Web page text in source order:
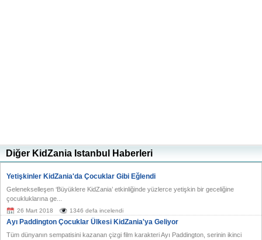
Diğer KidZania Istanbul Haberleri
Yetişkinler KidZania'da Çocuklar Gibi Eğlendi
Gelenekselleşen ‘Büyüklere KidZania’ etkinliğinde yüzlerce yetişkin bir geceliğine
çocukluklarına ge...
26 Mart 2018 1346 defa incelendi
Ayı Paddington Çocuklar Ülkesi KidZania'ya Geliyor
Tüm dünyanın sempatisini kazanan çizgi film karakteri Ayı Paddington, serinin ikinci